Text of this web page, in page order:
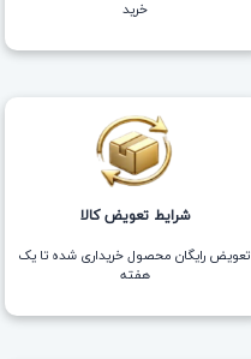
خرید
شرایط تعویض کالا
تعویض رایگان محصول خریداری شده تا یک
هفته